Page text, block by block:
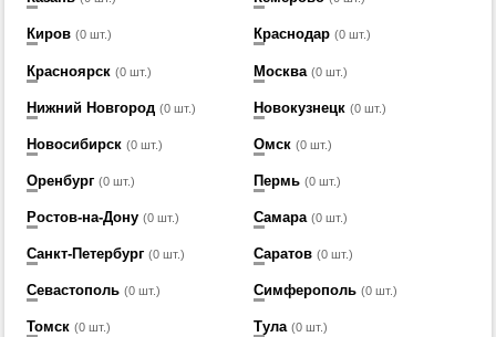
Киров (0 шт.) Краснодар (0 шт.)
Красноярск (0 шт.) Москва (0 шт.)
Нижний Новгород (0 шт.) Новокузнецк (0 шт.)
Новосибирск (0 шт.) Омск (0 шт.)
Оренбург (0 шт.) Пермь (0 шт.)
Ростов-на-Дону (0 шт.) Самара (0 шт.)
Санкт-Петербург (0 шт.) Саратов (0 шт.)
Севастополь (0 шт.) Симферополь (0 шт.)
Томск (0 шт.) Тула (0 шт.)